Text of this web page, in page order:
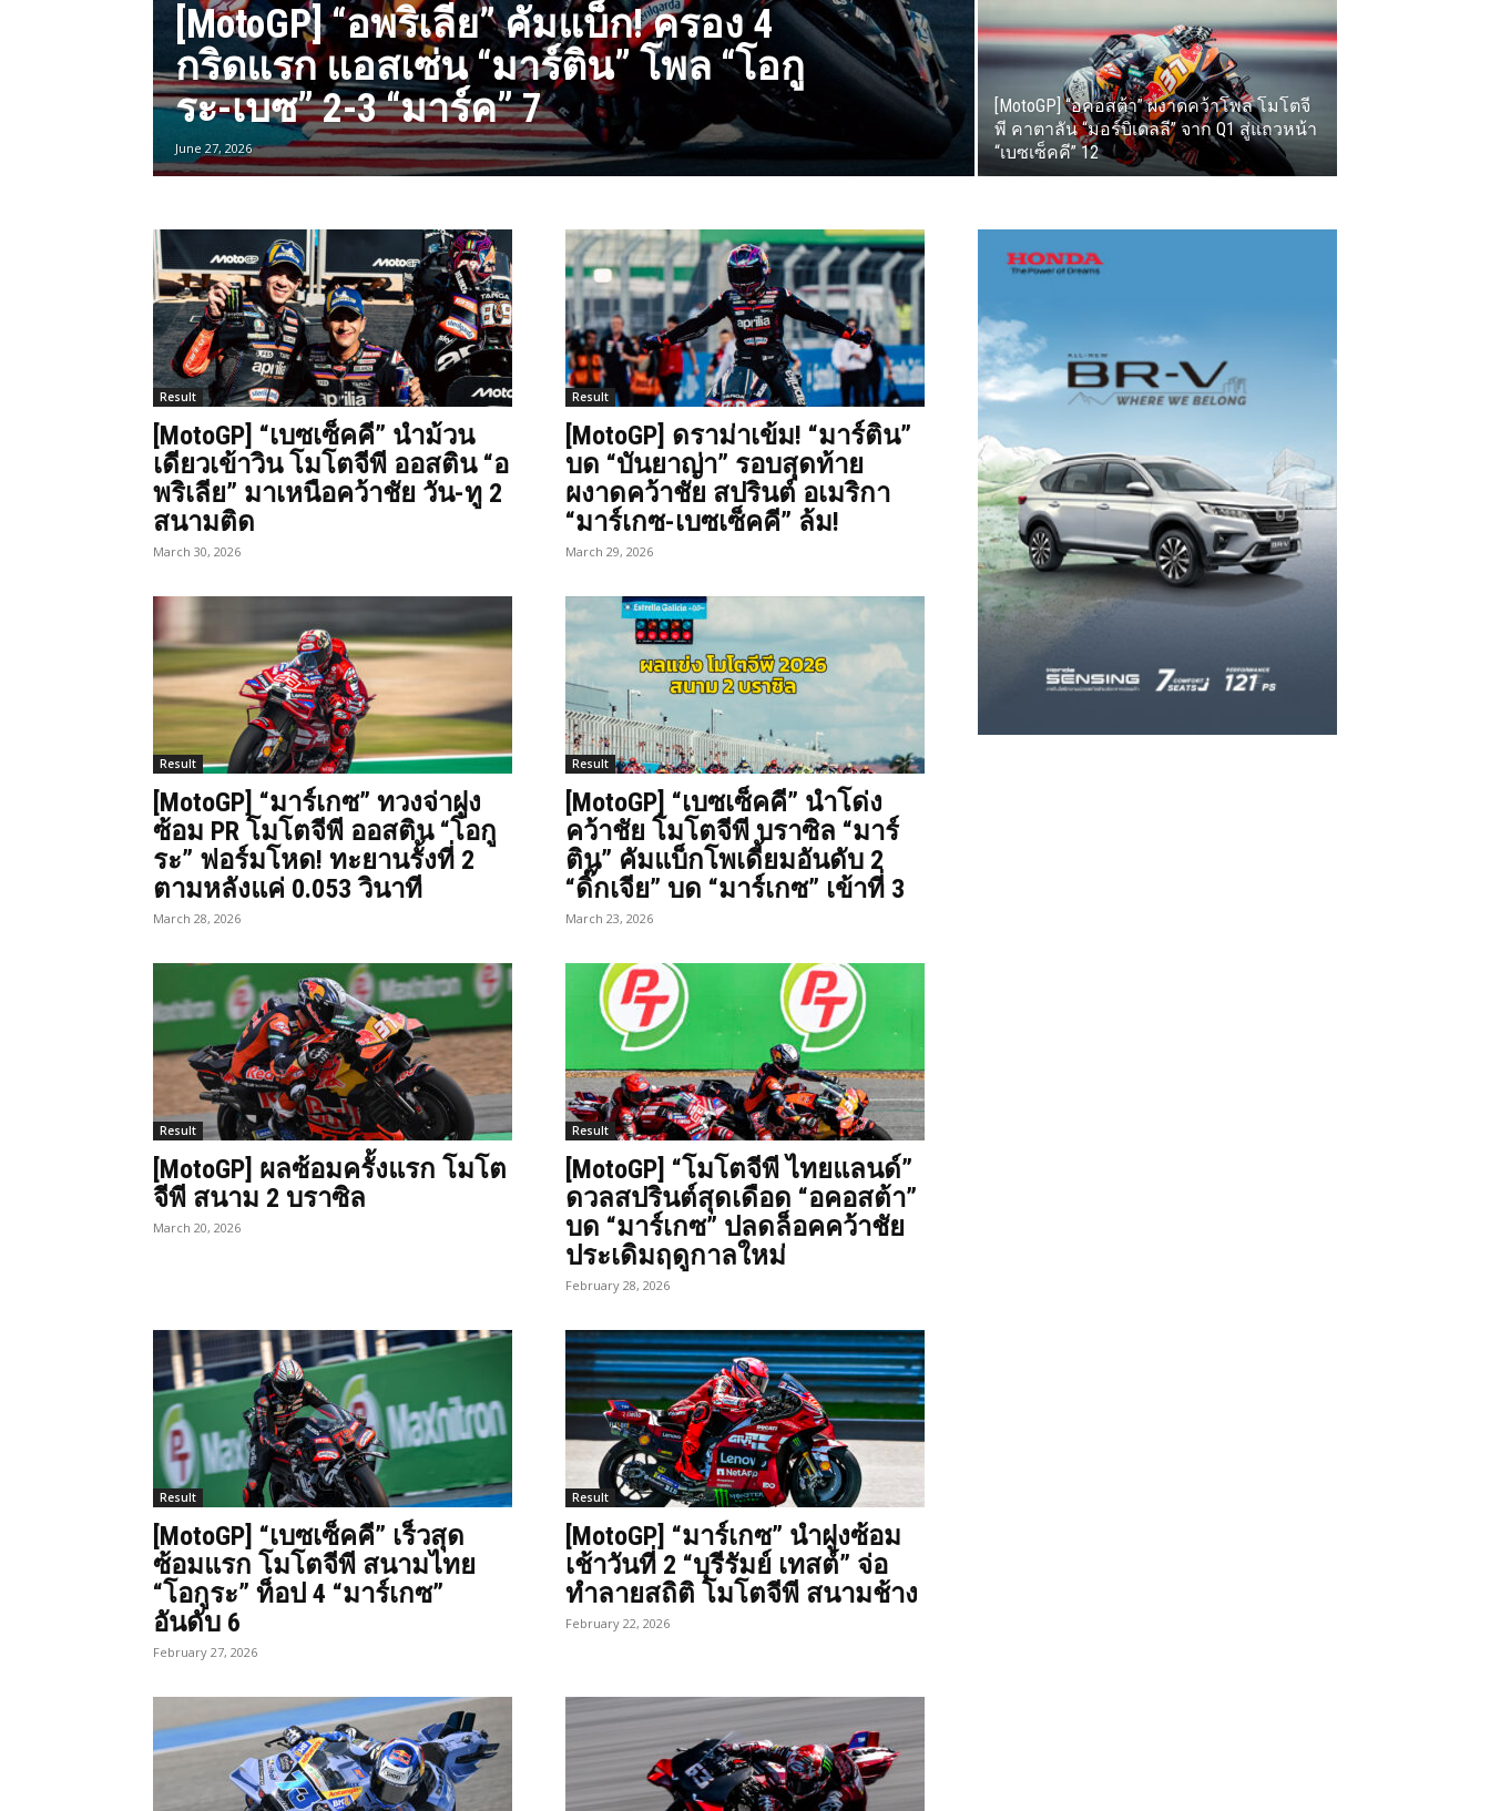
[MotoGP] “อพริเลีย” คัมแบ็ก! ครอง 4
กริดแรก แอสเซ่น “มาร์ติน” โพล “โอกู
ระ-เบซ” 2-3 “มาร์ค” 7
June 27, 2026
[MotoGP] “อคอสต้า” ผงาดคว้าโพล โมโตจี
พี คาตาลัน “มอร์บิเดลลี” จาก Q1 สู่แถวหน้า
“เบซเซ็คคี” 12
Result
[MotoGP] “เบซเซ็คคี” นำม้วน
เดียวเข้าวิน โมโตจีพี ออสติน “อ
พริเลีย” มาเหนือคว้าชัย วัน-ทู 2
สนามติด
March 30, 2026
Result
[MotoGP] ดราม่าเข้ม! “มาร์ติน”
บด “บันยาญ่า” รอบสุดท้าย
ผงาดคว้าชัย สปรินต์ อเมริกา
“มาร์เกซ-เบซเซ็คคี” ล้ม!
March 29, 2026
Result
[MotoGP] “มาร์เกซ” ทวงจ่าฝูง
ซ้อม PR โมโตจีพี ออสติน “โอกู
ระ” ฟอร์มโหด! ทะยานรั้งที่ 2
ตามหลังแค่ 0.053 วินาที
March 28, 2026
Result
[MotoGP] “เบซเซ็คคี” นำโด่ง
คว้าชัย โมโตจีพี บราซิล “มาร์
ติน” คัมแบ็กโพเดี้ยมอันดับ 2
“ดิ๊กเจีย” บด “มาร์เกซ” เข้าที่ 3
March 23, 2026
Result
[MotoGP] ผลซ้อมครั้งแรก โมโต
จีพี สนาม 2 บราซิล
March 20, 2026
Result
[MotoGP] “โมโตจีพี ไทยแลนด์”
ดวลสปรินต์สุดเดือด “อคอสต้า”
บด “มาร์เกซ” ปลดล็อคคว้าชัย
ประเดิมฤดูกาลใหม่
February 28, 2026
Result
[MotoGP] “เบซเซ็คคี” เร็วสุด
ซ้อมแรก โมโตจีพี สนามไทย
“โอกูระ” ท็อป 4 “มาร์เกซ”
อันดับ 6
February 27, 2026
Result
[MotoGP] “มาร์เกซ” นำฝูงซ้อม
เช้าวันที่ 2 “บุรีรัมย์ เทสต์” จ่อ
ทำลายสถิติ โมโตจีพี สนามช้าง
February 22, 2026